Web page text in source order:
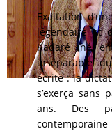
Exaltation
légendaire et
Kadaré (né
inséparable
écrite : la
s’exerça sans
ans. Des